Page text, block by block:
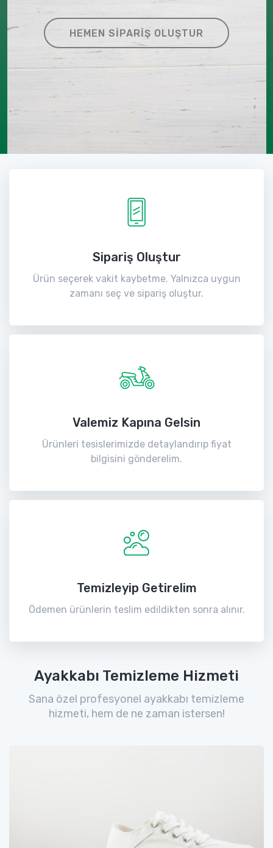
HEMEN SIPARIŞ OLUŞTUR
Sipariş Oluştur
Ürün seçerek vakit kaybetme. Yalnızca uygun
zamanı seç ve sipariş oluştur.
Valemiz Kapına Gelsin
Ürünleri tesislerimizde detaylandırıp fiyat
bilgisini gönderelim.
Temizleyip Getirelim
Ödemen ürünlerin teslim edildikten sonra alınır.
Ayakkabı Temizleme Hizmeti
Sana özel profesyonel ayakkabı temizleme
hizmeti, hem de ne zaman istersen!